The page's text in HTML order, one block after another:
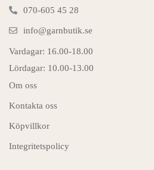
070-605 45 28
info@garnbutik.se
Vardagar: 16.00-18.00
Lördagar: 10.00-13.00
Om oss
Kontakta oss
Köpvillkor
Integritetspolicy